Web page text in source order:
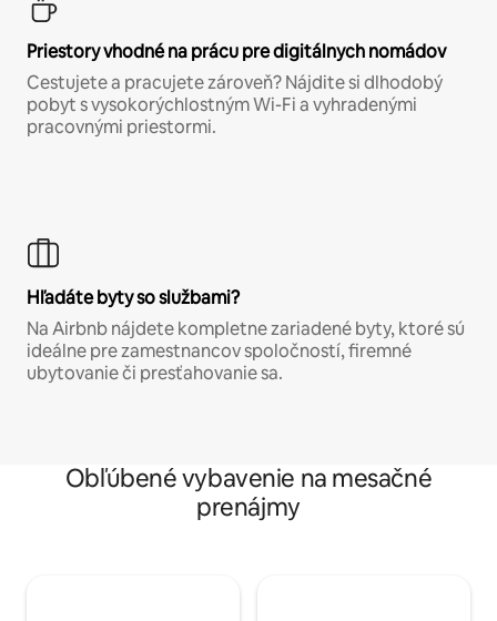
Priestory vhodné na prácu pre digitálnych nomádov
Cestujete a pracujete zároveň? Nájdite si dlhodobý
pobyt s vysokorýchlostným Wi-Fi a vyhradenými
pracovnými priestormi.
Hľadáte byty so službami?
Na Airbnb nájdete kompletne zariadené byty, ktoré sú
ideálne pre zamestnancov spoločností, firemné
ubytovanie či presťahovanie sa.
Obľúbené vybavenie na mesačné
prenájmy